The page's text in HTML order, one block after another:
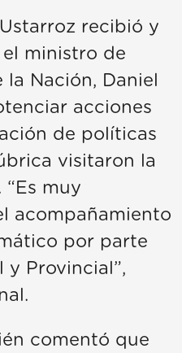
recibió y
ministro de
Nación, Daniel
acciones
de políticas
visitaron la
“Es muy
acompañamiento
por parte
y Provincial”,
comentó que